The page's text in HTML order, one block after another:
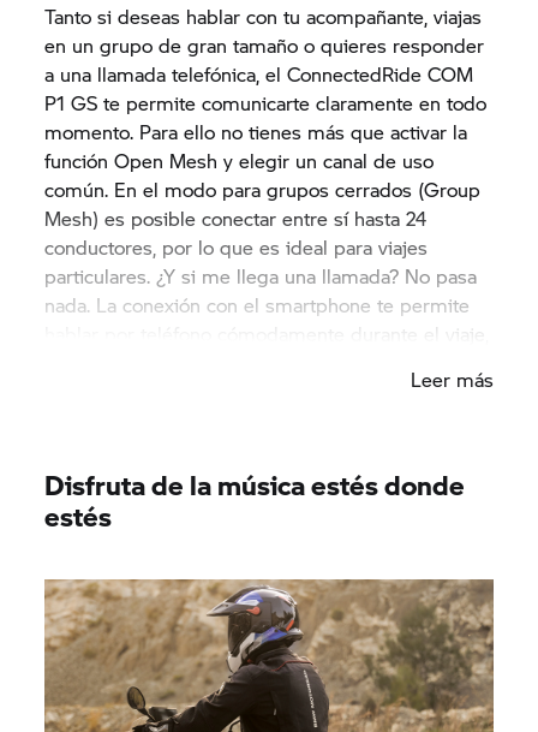
Tanto si deseas hablar con tu acompañante, viajas
en un grupo de gran tamaño o quieres responder
a una llamada telefónica, el ConnectedRide COM
P1 GS te permite comunicarte claramente en todo
momento. Para ello no tienes más que activar la
función Open Mesh y elegir un canal de uso
común. En el modo para grupos cerrados (Group
Mesh) es posible conectar entre sí hasta 24
conductores, por lo que es ideal para viajes
particulares. ¿Y si me llega una llamada? No pasa
nada. La conexión con el smartphone te permite
hablar por teléfono cómodamente durante el viaje,
Leer más
Disfruta de la música estés donde
estés